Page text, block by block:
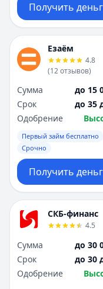
Получить
Езаём
4.8
(12отзывов)
Сумма
до 15
Срок
до 35
Одобрение
Первый займ бесплатно
Срочно
Получить
СКБ-финанс
4.5
Сумма
до 30
Срок
до 30
Одобрение